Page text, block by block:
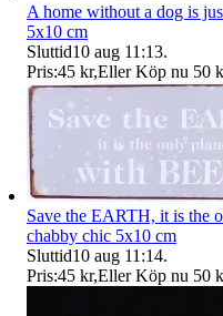
A home without a dog is
5x10 cm
Sluttid10 aug 11:13.
Pris:45 kr,Eller Köp nu 50
Save the EARTH, it is the
chabby chic 5x10 cm
Sluttid10 aug 11:14.
Pris:45 kr,Eller Köp nu 50